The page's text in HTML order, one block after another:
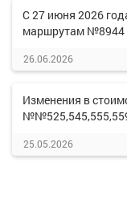
С 27 июня 2026
маршрутам №8944
26.06.2026
Изменения в
25.05.2026